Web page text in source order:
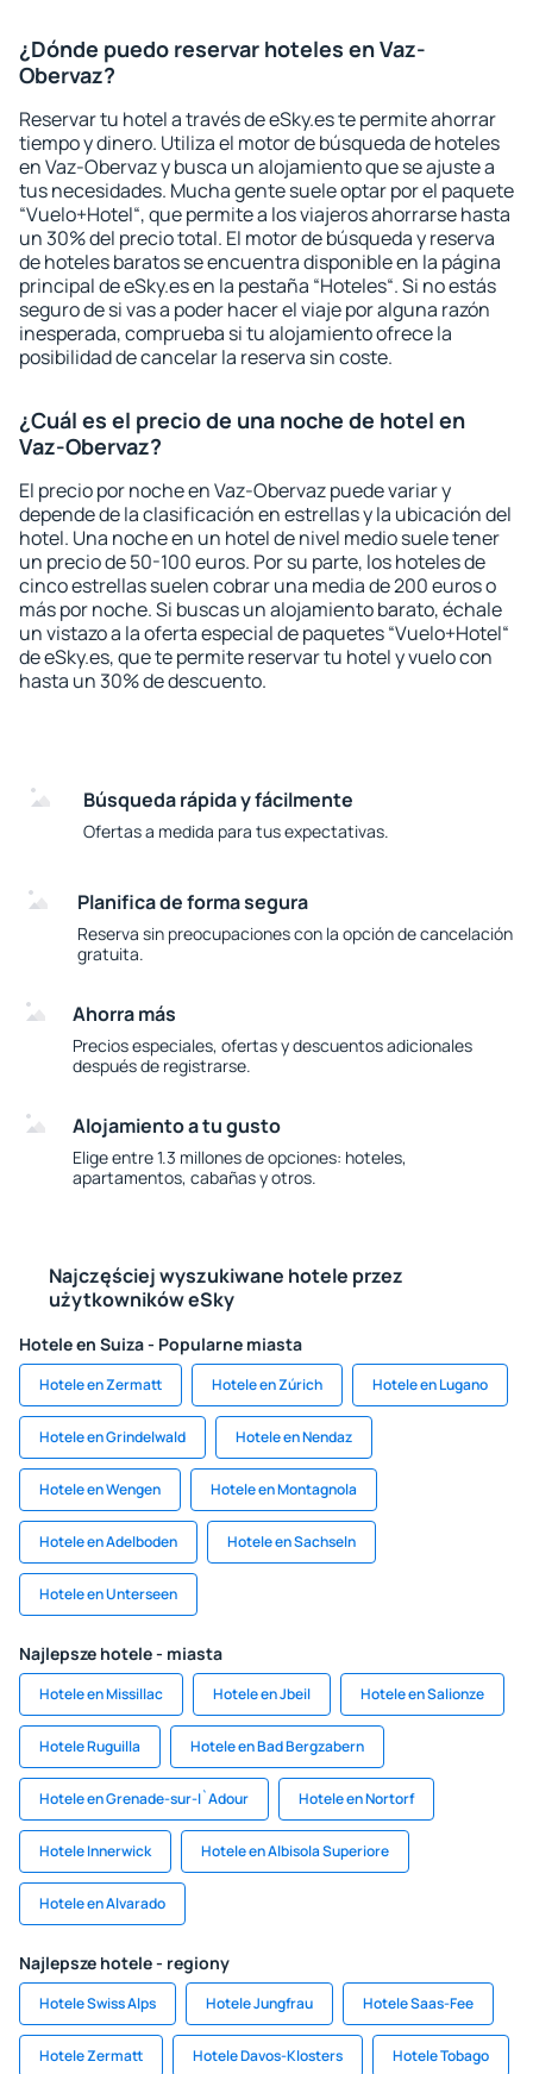
¿Dónde puedo reservar hoteles en Vaz-
Obervaz?
Reservar tu hotel a través de eSky.es te permite ahorrar
tiempo y dinero. Utiliza el motor de búsqueda de hoteles
en Vaz-Obervaz y busca un alojamiento que se ajuste a
tus necesidades. Mucha gente suele optar por el paquete
“Vuelo+Hotel“, que permite a los viajeros ahorrarse hasta
un 30% del precio total. El motor de búsqueda y reserva
de hoteles baratos se encuentra disponible en la página
principal de eSky.es en la pestaña “Hoteles“. Si no estás
seguro de si vas a poder hacer el viaje por alguna razón
inesperada, comprueba si tu alojamiento ofrece la
posibilidad de cancelar la reserva sin coste.
¿Cuál es el precio de una noche de hotel en
Vaz-Obervaz?
El precio por noche en Vaz-Obervaz puede variar y
depende de la clasificación en estrellas y la ubicación del
hotel. Una noche en un hotel de nivel medio suele tener
un precio de 50-100 euros. Por su parte, los hoteles de
cinco estrellas suelen cobrar una media de 200 euros o
más por noche. Si buscas un alojamiento barato, échale
un vistazo a la oferta especial de paquetes “Vuelo+Hotel“
de eSky.es, que te permite reservar tu hotel y vuelo con
hasta un 30% de descuento.
Búsqueda rápida y fácilmente
Ofertas a medida para tus expectativas.
Planifica de forma segura
Reserva sin preocupaciones con la opción de cancelación
gratuita.
Ahorra más
Precios especiales, ofertas y descuentos adicionales
después de registrarse.
Alojamiento a tu gusto
Elige entre 1.3 millones de opciones: hoteles,
apartamentos, cabañas y otros.
Najczęściej wyszukiwane hotele przez
użytkowników eSky
Hotele en Suiza - Popularne miasta
Hotele en Zermatt Hotele en Zúrich Hotele en Lugano
Hotele en Grindelwald Hotele en Nendaz
Hotele en Wengen Hotele en Montagnola
Hotele en Adelboden Hotele en Sachseln
Hotele en Unterseen
Najlepsze hotele - miasta
Hotele en Missillac Hotele en Jbeil Hotele en Salionze
Hotele Ruguilla Hotele en Bad Bergzabern
Hotele en Grenade-sur-I`Adour Hotele en Nortorf
Hotele Innerwick Hotele en Albisola Superiore
Hotele en Alvarado
Najlepsze hotele - regiony
Hotele Swiss Alps Hotele Jungfrau Hotele Saas-Fee
Hotele Zermatt Hotele Davos-Klosters Hotele Tobago